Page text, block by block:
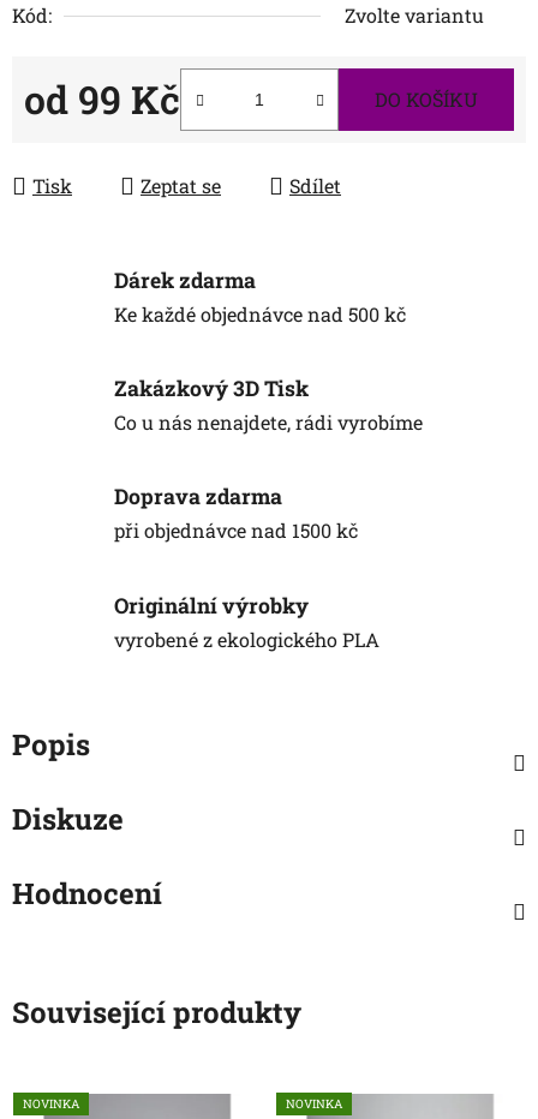
Kód:
Zvolte variantu
od 99 Kč DO KOŠÍKU
Tisk Zeptat se Sdílet
Dárek zdarma
Ke každé objednávce nad 500 kč
Zakázkový 3D Tisk
Co u nás nenajdete, rádi vyrobíme
Doprava zdarma
při objednávce nad 1500 kč
Originální výrobky
vyrobené z ekologického PLA
Popis
Diskuze
Hodnocení
Související produkty
NOVINKA NOVINKA